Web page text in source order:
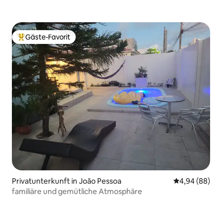
Beliebter Gäste-Favorit.
Gäste-Favorit
Privatunterkunft in João Pessoa
4,94 (88)
familiäre und gemütliche Atmosphäre